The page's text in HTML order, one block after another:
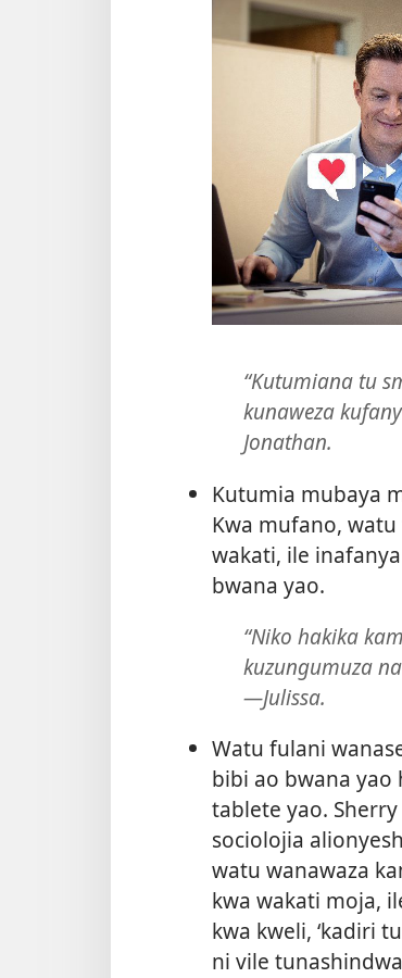
“Kutumiana tu
kunaweza
Jonathan.
Kutumia mubaya
Kwa mufano,
wakati, ile
bwana yao.
“Niko hakika
kuzungumuza
—Julissa.
Watu fulani
bibi ao bwana
tablete yao.
sociolojia
watu wanawaza
kwa wakati moja,
kwa kweli, ‘kadiri
ni vile